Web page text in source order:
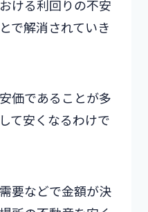
ける利回りの不安
で解消されていき
価であることが多
て安くなるわけで
要などで金額が決